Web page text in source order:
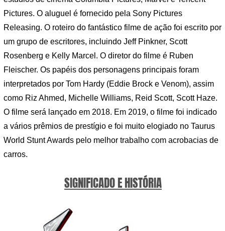
Pictures. O aluguel é fornecido pela Sony Pictures
Releasing. O roteiro do fantástico filme de ação foi escrito por
um grupo de escritores, incluindo Jeff Pinkner, Scott
Rosenberg e Kelly Marcel. O diretor do filme é Ruben
Fleischer. Os papéis dos personagens principais foram
interpretados por Tom Hardy (Eddie Brock e Venom), assim
como Riz Ahmed, Michelle Williams, Reid Scott, Scott Haze.
O filme será lançado em 2018. Em 2019, o filme foi indicado
a vários prêmios de prestígio e foi muito elogiado no Taurus
World Stunt Awards pelo melhor trabalho com acrobacias de
carros.
SIGNIFICADO E HISTÓRIA